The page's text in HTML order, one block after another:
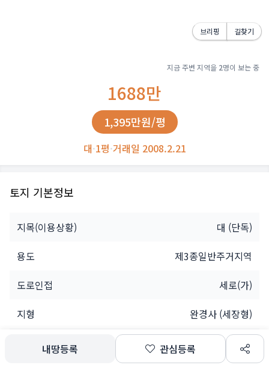
브리핑 길찾기
지금 주변 지역을 2명이 보는 중
1688만
1,395만원/평
대·1평·거래일 2008.2.21
토지 기본정보
지목(이용상황) 대 (단독)
용도
제3종일반주거지역
도로인접
세로(가)
지형
완경사 (세장형)
소유자
개인
내땅등록 관심등록